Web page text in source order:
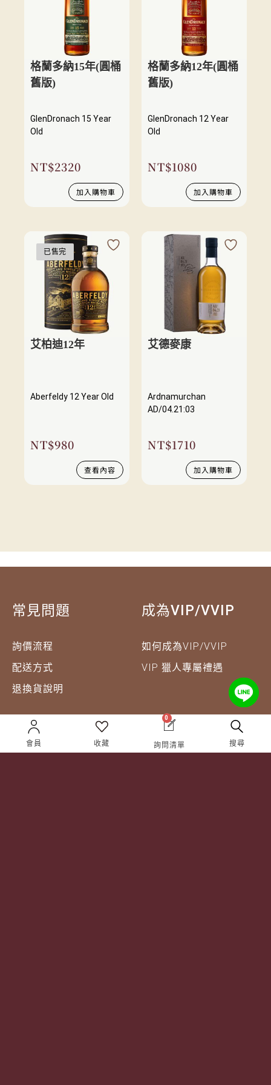
格蘭多納15年(圓桶
舊版)
GlenDronach 15 Year
Old
NT$2320
加入購物車
格蘭多納12年(圓桶
舊版)
GlenDronach 12 Year
Old
NT$1080
加入購物車
已售完
艾柏迪12年
Aberfeldy 12 Year Old
NT$980
查看內容
艾德麥康
Ardnamurchan
AD/04.21:03
NT$1710
加入購物車
常見問題
詢價流程
配送方式
退換貨說明
成為VIP/VVIP
如何成為VIP/VVIP
VIP 獵人專屬禮遇
企業合作 關於獵酒人
會員 收藏
0
詢問清單 搜尋